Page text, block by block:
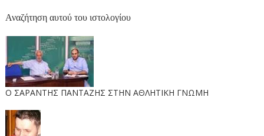
Αναζήτηση αυτού του ιστολογίου
O ΣΑΡΑΝΤΗΣ ΠΑΝΤΑΖΗΣ ΣΤΗΝ ΑΘΛΗΤΙΚΗ ΓΝΩΜΗ